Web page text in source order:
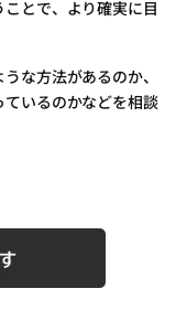
とで、より確実に目
な方法があるのか、
いるのかなどを相談